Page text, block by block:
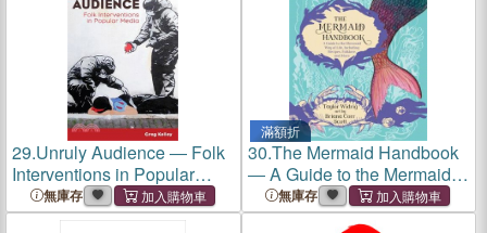
29.Unruly Audience ― Folk
Interventions in Popular
Media無庫存
滿額折
30.The Mermaid Handbook
― A Guide to the Mermaid
Way of Life, Including
Recipes, Folklore, and More
無庫存